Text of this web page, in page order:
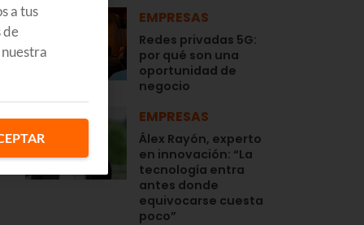
EMPRESAS
Redes privadas 5G:
por qué son una
oportunidad de
negocio
EMPRESAS
Álex Rayón, experto
en innovación: “La
tecnología entra
antes donde
equivocarse cuesta
poco”
a tus
de